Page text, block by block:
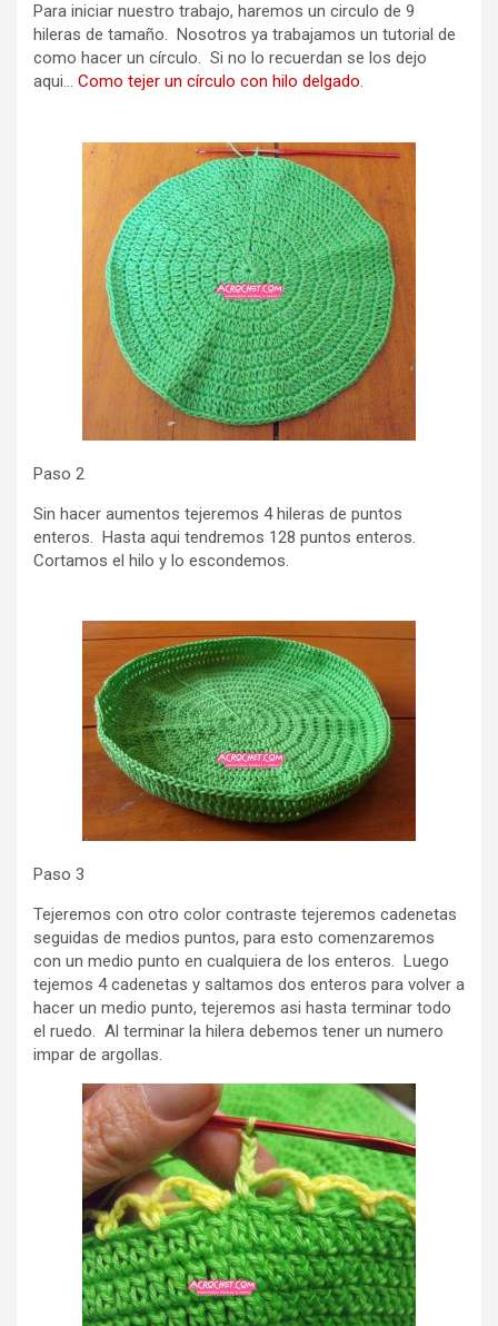
Para iniciar nuestro trabajo, haremos un circulo de 9
hileras de tamaño. Nosotros ya trabajamos un tutorial de
como hacer un círculo. Si no lo recuerdan se los dejo
aqui… Como tejer un círculo con hilo delgado.
Paso 2
Sin hacer aumentos tejeremos 4 hileras de puntos
enteros. Hasta aqui tendremos 128 puntos enteros.
Cortamos el hilo y lo escondemos.
Paso 3
Tejeremos con otro color contraste tejeremos cadenetas
seguidas de medios puntos, para esto comenzaremos
con un medio punto en cualquiera de los enteros. Luego
tejemos 4 cadenetas y saltamos dos enteros para volver a
hacer un medio punto, tejeremos asi hasta terminar todo
el ruedo. Al terminar la hilera debemos tener un numero
impar de argollas.